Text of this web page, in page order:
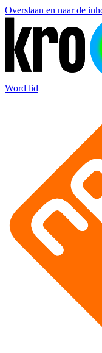
Overslaan en naar de
Word lid